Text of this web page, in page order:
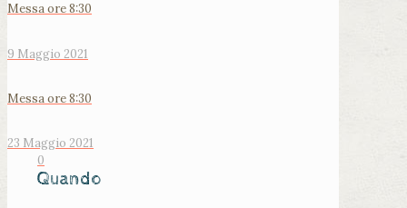
Messa ore 8:30
9 Maggio 2021
Messa ore 8:30
23 Maggio 2021
0
Quando